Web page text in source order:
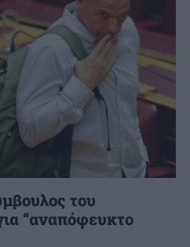
του
“αναπόφευκτο